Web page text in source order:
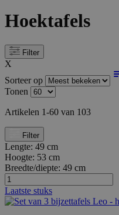
Hoektafels
Filter
X
Sorteer op
Tonen
Artikelen 1-60 van 103
Filter
Lengte: 49 cm
Hoogte: 53 cm
Breedte/diepte: 49 cm
Laatste stuks